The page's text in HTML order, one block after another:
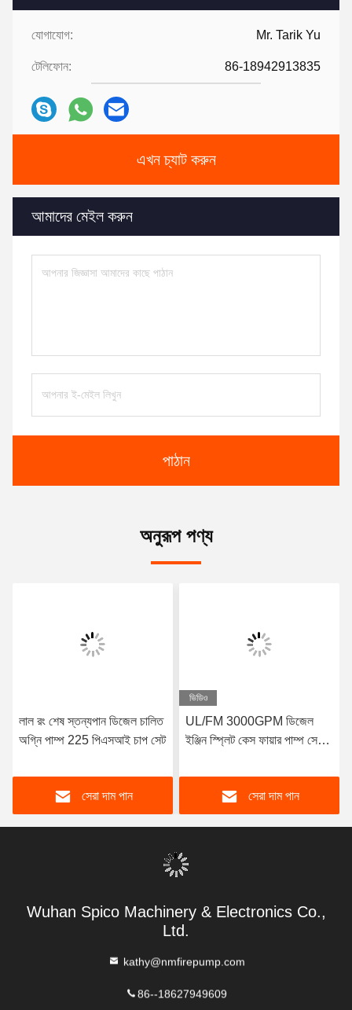
যোগাযোগ: Mr. Tarik Yu
টেলিফোন: 86-18942913835
এখন চ্যাট করুন
আমাদের মেইল করুন
পাঠান
অনুরূপ পণ্য
লাল রং শেষ স্তন্যপান ডিজেল চালিত
অগ্নি পাম্প 225 পিএসআই চাপ সেট
সেরা দাম পান
ভিডিও
UL/FM 3000GPM ডিজেল
ইঞ্জিন স্প্লিট কেস ফায়ার পাম্প সেট |
সেরা দাম পান
Wuhan Spico Machinery & Electronics Co.,
Ltd.
kathy@nmfirepump.com
86--18627949609